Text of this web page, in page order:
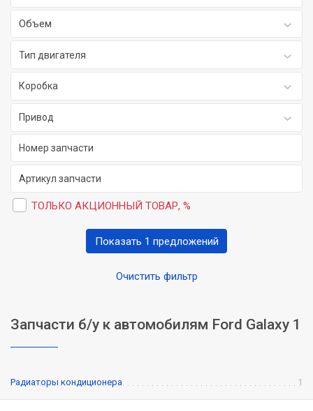
Объем
Тип двигателя
Коробка
Привод
ТОЛЬКО АКЦИОННЫЙ ТОВАР, %
Очистить фильтр
Показать 1 предложений
Запчасти б/у к автомобилям Ford Galaxy 1
Радиаторы кондиционера 1